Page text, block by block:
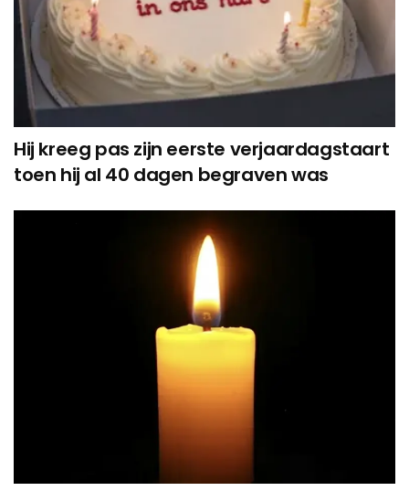
Hij kreeg pas zijn eerste verjaardagstaart
toen hij al 40 dagen begraven was